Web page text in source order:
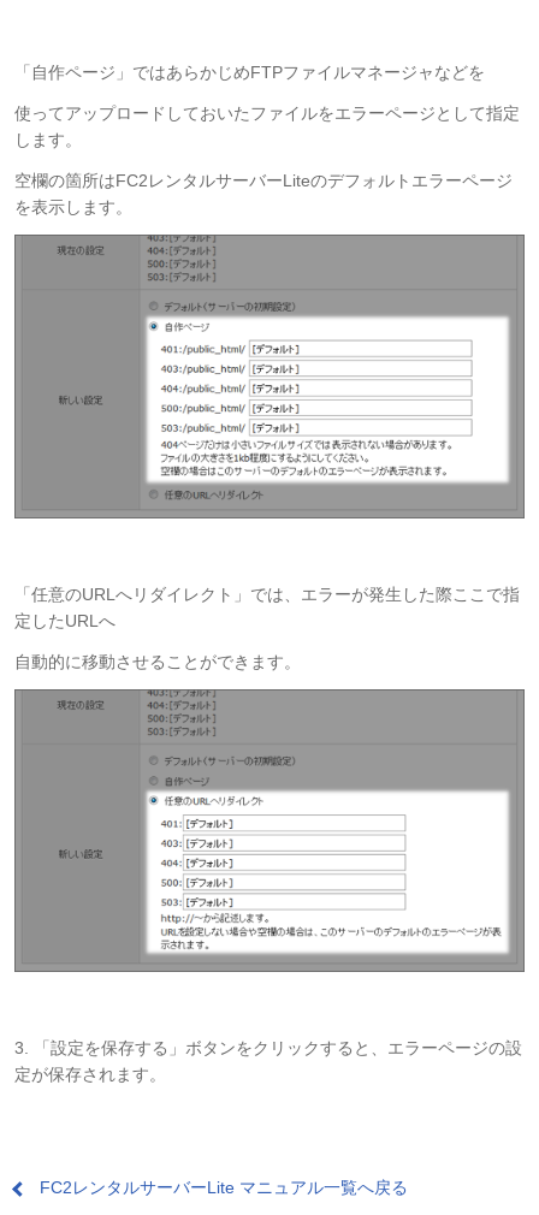
「自作ページ」ではあらかじめFTPファイルマネージャなどを
使ってアップロードしておいたファイルをエラーページとして指定
します。
空欄の箇所はFC2レンタルサーバーLiteのデフォルトエラーページ
を表示します。
「任意のURLへリダイレクト」では、エラーが発生した際ここで指
定したURLへ
自動的に移動させることができます。
3. 「設定を保存する」ボタンをクリックすると、エラーページの設
定が保存されます。
FC2レンタルサーバーLite マニュアル一覧へ戻る